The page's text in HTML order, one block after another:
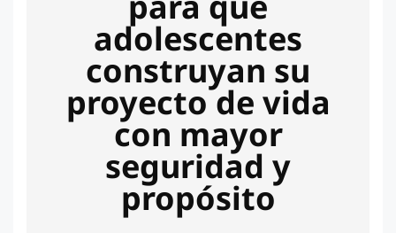
adolescentes
construyan su
proyecto de vida
con mayor
seguridad y
propósito